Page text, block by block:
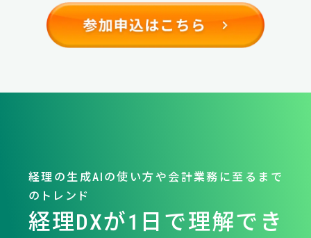
経理の生成AIの使い方や会計業務に至るまで
のトレンド
経理DXが1日で理解でき